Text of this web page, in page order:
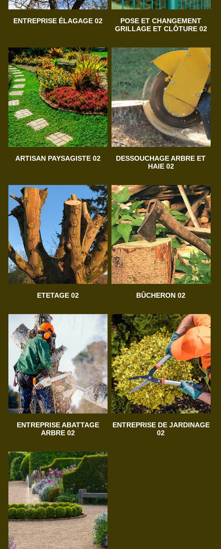
ENTREPRISE ÉLAGAGE 02
POSE ET CHANGEMENT
GRILLAGE ET CLÔTURE 02
ARTISAN PAYSAGISTE 02
DESSOUCHAGE ARBRE ET
HAIE 02
ETETAGE 02 BÛCHERON 02
ENTREPRISE ABATTAGE
ARBRE 02
ENTREPRISE DE JARDINAGE
02